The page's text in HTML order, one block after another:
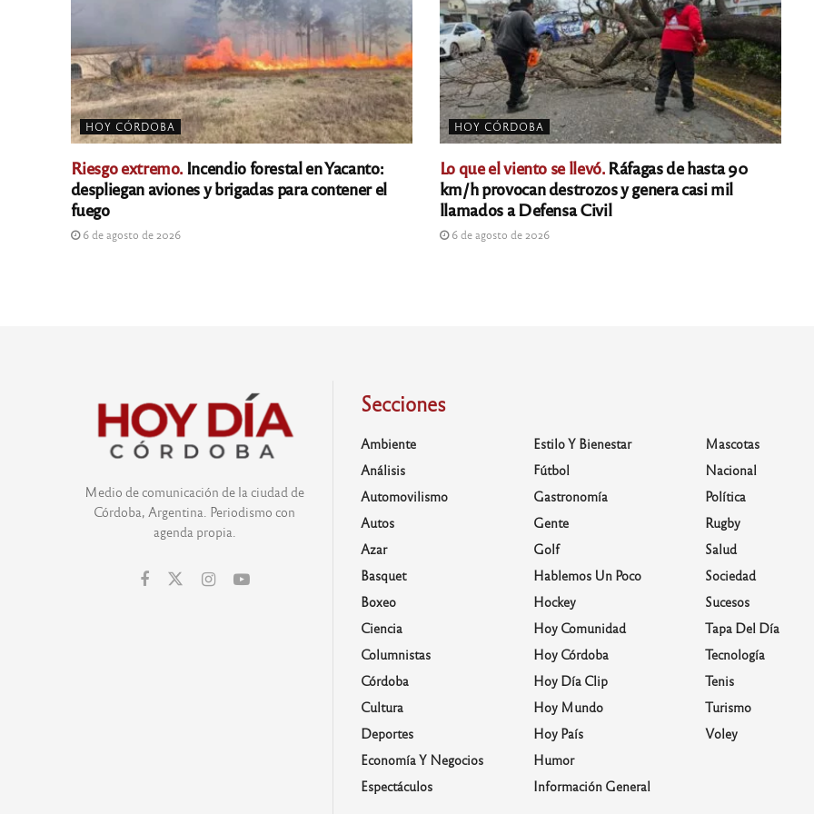
HOY CÓRDOBA
Riesgo extremo. Incendio forestal en Yacanto:
despliegan aviones y brigadas para contener el
fuego
6 de agosto de 2026
HOY CÓRDOBA
Lo que el viento se llevó.Ráfagas de hasta 90
km/h provocan destrozos y genera casi mil
llamados a Defensa Civil
6 de agosto de 2026
Medio de comunicación de la ciudad de
Córdoba, Argentina. Periodismo con
agenda propia.
Secciones
Ambiente
Análisis
Automovilismo
Autos
Azar
Basquet
Boxeo
Ciencia
Columnistas
Córdoba
Cultura
Deportes
Economía Y Negocios
Espectáculos
Estilo Y Bienestar
Fútbol
Gastronomía
Gente
Golf
Hablemos Un Poco
Hockey
Hoy Comunidad
Hoy Córdoba
Hoy Día Clip
Hoy Mundo
Hoy País
Humor
Información General
Mascotas
Nacional
Política
Rugby
Salud
Sociedad
Sucesos
Tapa Del Día
Tecnología
Tenis
Turismo
Voley